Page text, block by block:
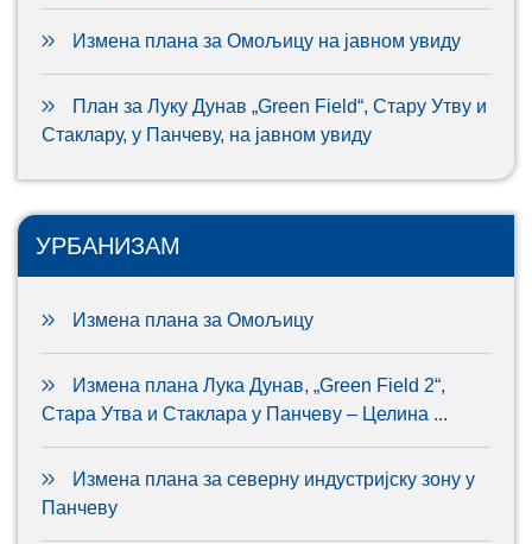
Измена плана за Омољицу на јавном увиду
План за Луку Дунав „Green Field“, Стару Утву и
Стаклару, у Панчеву, на јавном увиду
УРБАНИЗАМ
Измена плана за Омољицу
Измена плана Лука Дунав, „Green Field 2“,
Стара Утва и Стаклара у Панчеву – Целина ...
Измена плана за северну индустријску зону у
Панчеву